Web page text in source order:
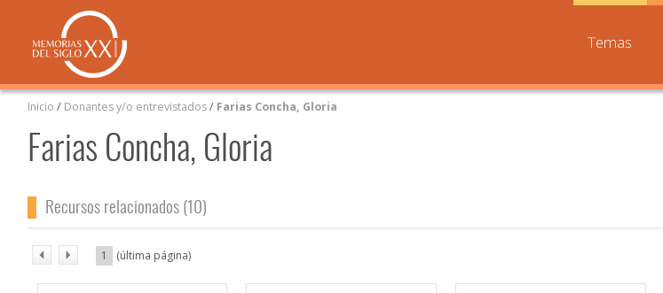
Temas
Inicio / Donantes y/o entrevistados/ Farias Concha, Gloria
Farias Concha, Gloria
Recursos relacionados (10)
1